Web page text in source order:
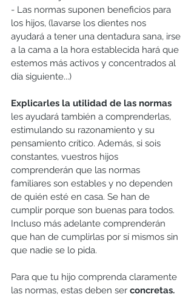
- Las normas suponen beneficios para
los hijos, (lavarse los dientes nos
ayudará a tener una dentadura sana, irse
a la cama a la hora establecida hará que
estemos más activos y concentrados al
día siguiente...)
Explicarles la utilidad de las normas
les ayudará también a comprenderlas,
estimulando su razonamiento y su
pensamiento crítico. Además, si sois
constantes, vuestros hijos
comprenderán que las normas
familiares son estables y no dependen
de quién esté en casa. Se han de
cumplir porque son buenas para todos.
Incluso más adelante comprenderán
que han de cumplirlas por sí mismos sin
que nadie se lo pida.
Para que tu hijo comprenda claramente
las normas, estas deben ser concretas.